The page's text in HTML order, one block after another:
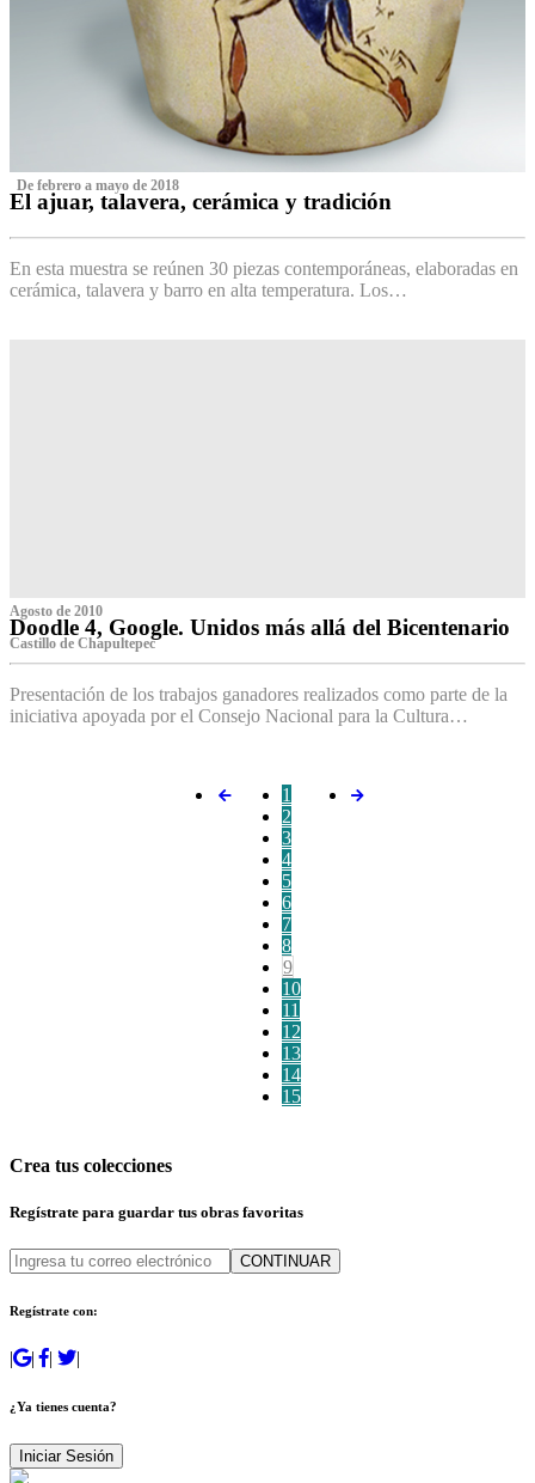
‌ De febrero a mayo de 2018
El ajuar, talavera, cerámica y tradición
En esta muestra se reúnen 30 piezas contemporáneas, elaboradas en
cerámica, talavera y barro en alta temperatura. Los…
Agosto de 2010
Doodle 4, Google. Unidos más allá del Bicentenario
Castillo de Chapultepec
Presentación de los trabajos ganadores realizados como parte de la
iniciativa apoyada por el Consejo Nacional para la Cultura…
1
2
3
4
5
6
7
8
9
10
11
12
13
14
15
Crea tus colecciones
Regístrate para guardar tus obras favoritas
CONTINUAR
Regístrate con:
| | | |
¿Ya tienes cuenta?
Iniciar Sesión